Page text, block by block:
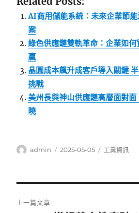
AI商用儲能系統：未來企業節
案
綠色供應鏈雙軌革命：企業如
贏
晶圓成本飆升成客戶導入關鍵
挑戰
美州長與神山供應鏈高層面對
曉
作
admin
發
2025-05-05
分
工業資訊
上一篇文章